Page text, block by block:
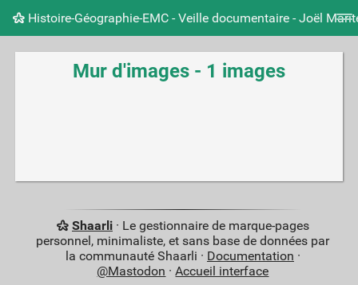
Histoire-Géographie-EMC - Veille documentaire - Joël
Nuage de tags Mur d'images Quotidien Carnet
Mur d'images - 1 images
Shaarli· Le gestionnaire de marque-pages
personnel, minimaliste, et sans base de données par
la communauté Shaarli · Documentation ·
@Mastodon ·Accueil interface